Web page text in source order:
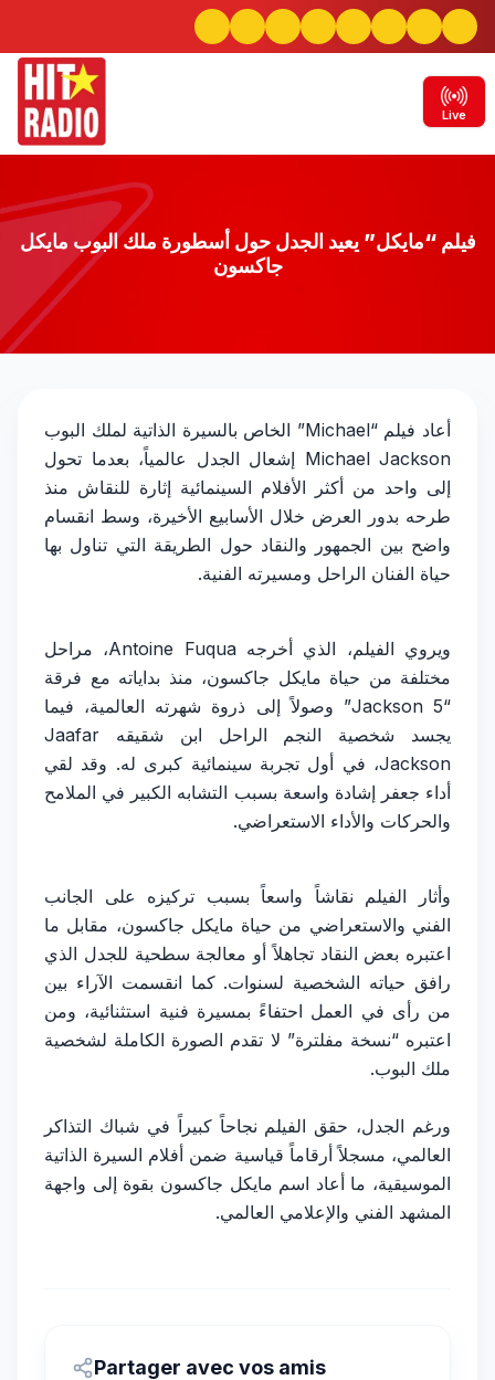
Live
فيلم “مايكل” يعيد الجدل حول أسطورة ملك البوب مايكل
جاكسون
فيلم “مايكل” يعيد الجدل حول أسطورة ملك البوب
مايكل جاكسون
أعاد فيلم “Michael” الخاص بالسيرة الذاتية لملك البوب
Michael Jackson إشعال الجدل عالمياً، بعدما تحول
إلى واحد من أكثر الأفلام السينمائية إثارة للنقاش منذ
طرحه بدور العرض خلال الأسابيع الأخيرة، وسط انقسام
واضح بين الجمهور والنقاد حول الطريقة التي تناول بها
حياة الفنان الراحل ومسيرته الفنية.
ويروي الفيلم، الذي أخرجه Antoine Fuqua، مراحل
مختلفة من حياة مايكل جاكسون، منذ بداياته مع فرقة
“Jackson 5” وصولاً إلى ذروة شهرته العالمية، فيما
يجسد شخصية النجم الراحل ابن شقيقه Jaafar
Jackson، في أول تجربة سينمائية كبرى له. وقد لقي
أداء جعفر إشادة واسعة بسبب التشابه الكبير في الملامح
والحركات والأداء الاستعراضي.
وأثار الفيلم نقاشاً واسعاً بسبب تركيزه على الجانب
الفني والاستعراضي من حياة مايكل جاكسون، مقابل ما
اعتبره بعض النقاد تجاهلاً أو معالجة سطحية للجدل الذي
رافق حياته الشخصية لسنوات. كما انقسمت الآراء بين
من رأى في العمل احتفاءً بمسيرة فنية استثنائية، ومن
اعتبره “نسخة مفلترة” لا تقدم الصورة الكاملة لشخصية
ملك البوب.
ورغم الجدل، حقق الفيلم نجاحاً كبيراً في شباك التذاكر
العالمي، مسجلاً أرقاماً قياسية ضمن أفلام السيرة الذاتية
الموسيقية، ما أعاد اسم مايكل جاكسون بقوة إلى واجهة
المشهد الفني والإعلامي العالمي.
Partager avec vos amis